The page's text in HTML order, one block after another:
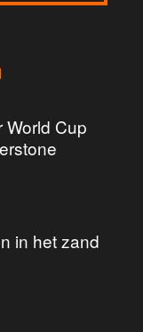
Cup
in het zand